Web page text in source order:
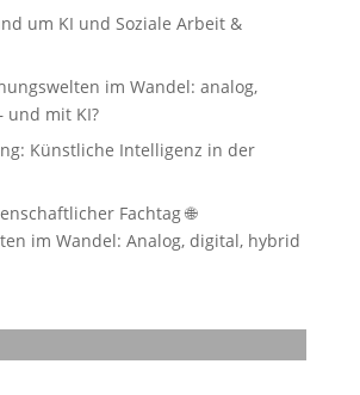
um KI und Soziale Arbeit &
im Wandel: analog,
und mit KI?
Künstliche Intelligenz in der
Fachtag 🌐
im Wandel: Analog, digital, hybrid